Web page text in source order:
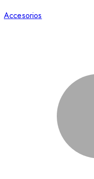
Accesorios